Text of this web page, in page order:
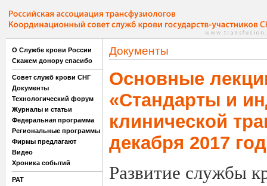
О Службе крови России
Скажем донору спасибо
Совет служб крови СНГ
Документы
Технологический форум
Журналы и статьи
Федеральная программа
Региональные программы
Фирмы предлагают
Видео
Хроника событий
РАТ
Документы
Основные
«Стандарты и
клинической
декабря 2017
Развитие службы